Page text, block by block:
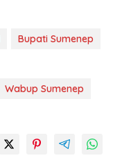
Bupati Sumenep
Wabup Sumenep